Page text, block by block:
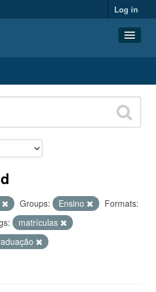
Log in
Groups: Ensino
Formats:
matrículas